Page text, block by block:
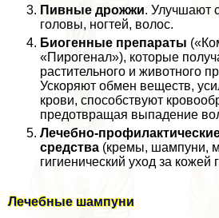
Пивные дрожжи. Улучшают
головы, ногтей, волос.
Биогенные препараты
«Пирогенал»), которые
растительного и животного
Ускоряют обмен веществ,
крови, способствуют
предотвращая выпадение
Лечебно-
средства (кремы, шампуни,
гигиенический уход за кожей
Лечебные шампуни